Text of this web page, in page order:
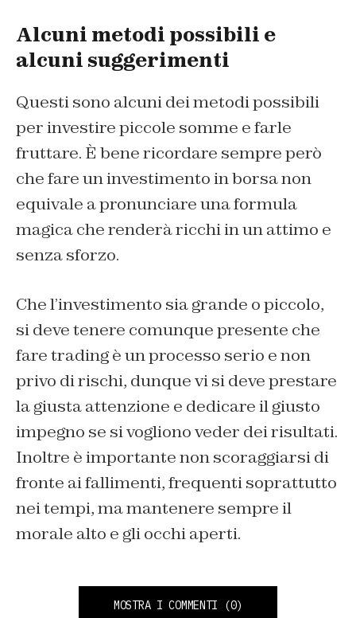
Alcuni metodi possibili e
alcuni suggerimenti
Questi sono alcuni dei metodi possibili
per investire piccole somme e farle
fruttare. È bene ricordare sempre però
che fare un investimento in borsa non
equivale a pronunciare una formula
magica che renderà ricchi in un attimo e
senza sforzo.
Che l’investimento sia grande o piccolo,
si deve tenere comunque presente che
fare trading è un processo serio e non
privo di rischi, dunque vi si deve prestare
la giusta attenzione e dedicare il giusto
impegno se si vogliono veder dei risultati.
Inoltre è importante non scoraggiarsi di
fronte ai fallimenti, frequenti soprattutto
nei tempi, ma mantenere sempre il
morale alto e gli occhi aperti.
MOSTRA I COMMENTI (0)